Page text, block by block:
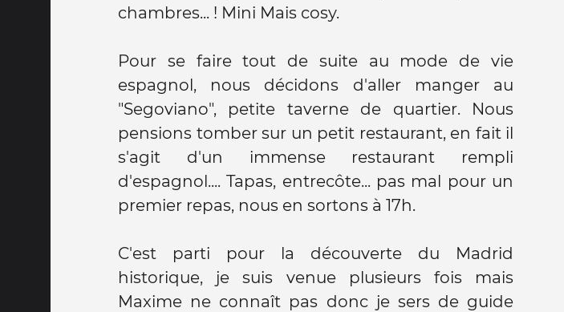
chambres... ! Mini Mais cosy.
Pour se faire tout de suite au mode de vie
espagnol, nous décidons d'aller manger au
"Segoviano", petite taverne de quartier. Nous
pensions tomber sur un petit restaurant, en fait il
s'agit d'un immense restaurant rempli
d'espagnol.... Tapas, entrecôte... pas mal pour un
premier repas, nous en sortons à 17h.
C'est parti pour la découverte du Madrid
historique, je suis venue plusieurs fois mais
Maxime ne connaît pas donc je sers de guide